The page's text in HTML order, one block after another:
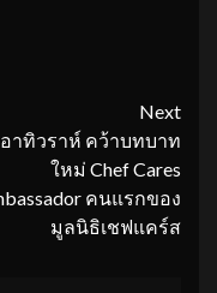
Next
อาทิวราห์ คว้าบทบาท
ใหม่ Chef Cares
คนแรกของ
มูลนิธิเชฟแคร์ส